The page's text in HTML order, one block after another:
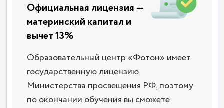
Официальная лицензия —
материнский капитал и
вычет 13%
Образовательный центр «Фотон» имеет
государственную лицензию
Министерства просвещения РФ, поэтому
по окончании обучения вы сможете